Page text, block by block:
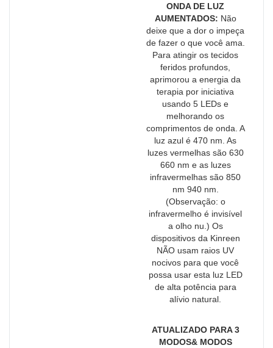
ONDA DE LUZ
AUMENTADOS: Não
deixe que a dor o impeça
de fazer o que você ama.
Para atingir os tecidos
feridos profundos,
aprimorou a energia da
terapia por iniciativa
usando 5 LEDs e
melhorando os
comprimentos de onda. A
luz azul é 470 nm. As
luzes vermelhas são 630
660 nm e as luzes
infravermelhas são 850
nm 940 nm.
(Observação: o
infravermelho é invisível
a olho nu.) Os
dispositivos da Kinreen
NÃO usam raios UV
nocivos para que você
possa usar esta luz LED
de alta potência para
alívio natural.
ATUALIZADO PARA 3
MODOS& MODOS